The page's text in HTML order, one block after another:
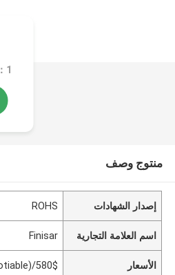
1
منتوج وصف
إصدار الشهادات ROHS
اسم العلامة التجارية Finisar
الأسعار 580$/pcs(Price is negotiable)